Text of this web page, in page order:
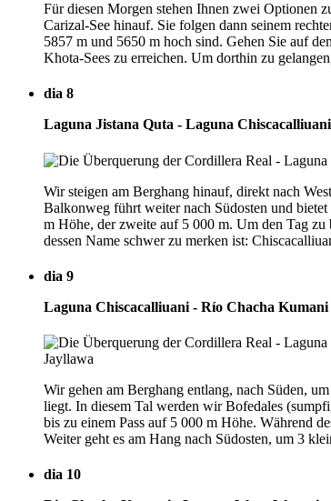
Für diesen Morgen stehen Ihnen zwei Optionen
Carizal-See hinauf. Sie folgen dann seinem
5857 m und 5650 m hoch sind. Gehen Sie auf
Khota-Sees zu erreichen. Um dorthin zu
dia 8
Laguna Jistana Quta - Laguna Chiscacalliuani
Wir steigen am Berghang hinauf, direkt nach
Balkonweg führt weiter nach Südosten und
m Höhe, der zweite auf 5 000 m. Um den Tag zu
dessen Name schwer zu merken ist:
dia 9
Laguna Chiscacalliuani - Río Chacha
Wir gehen am Berghang entlang, nach Süden,
liegt. In diesem Tal werden wir Bofedales
bis zu einem Pass auf 5 000 m Höhe. Während
Weiter geht es am Hang nach Südosten, um 3
dia 10